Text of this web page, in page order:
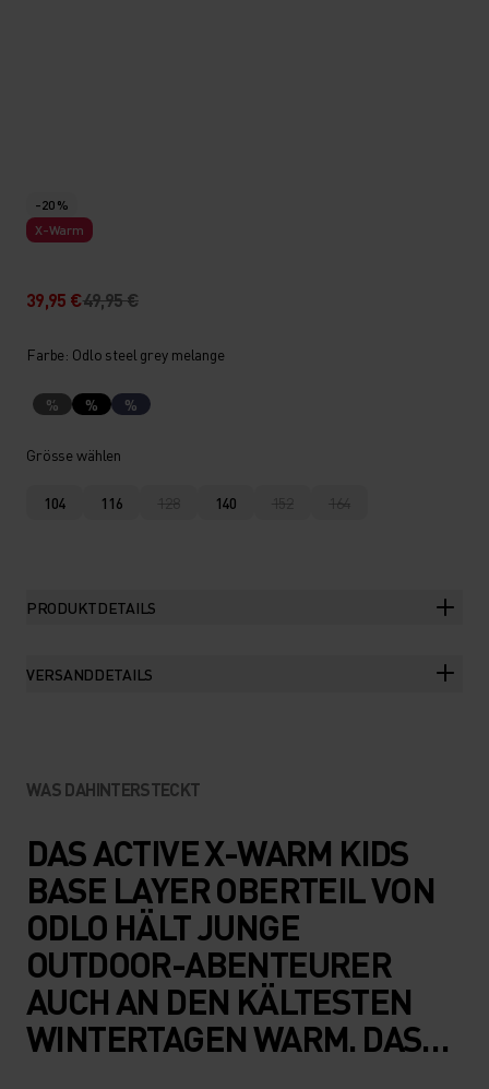
-20 %
X-Warm
39,95 €49,95 €
Farbe: Odlo steel grey melange
% % %
Grösse wählen
104 116 128 140 152 164
PRODUKTDETAILS
VERSANDDETAILS
WAS DAHINTERSTECKT
DAS ACTIVE X-WARM KIDS
BASE LAYER OBERTEIL VON
ODLO HÄLT JUNGE
OUTDOOR-ABENTEURER
AUCH AN DEN KÄLTESTEN
WINTERTAGEN WARM. DAS